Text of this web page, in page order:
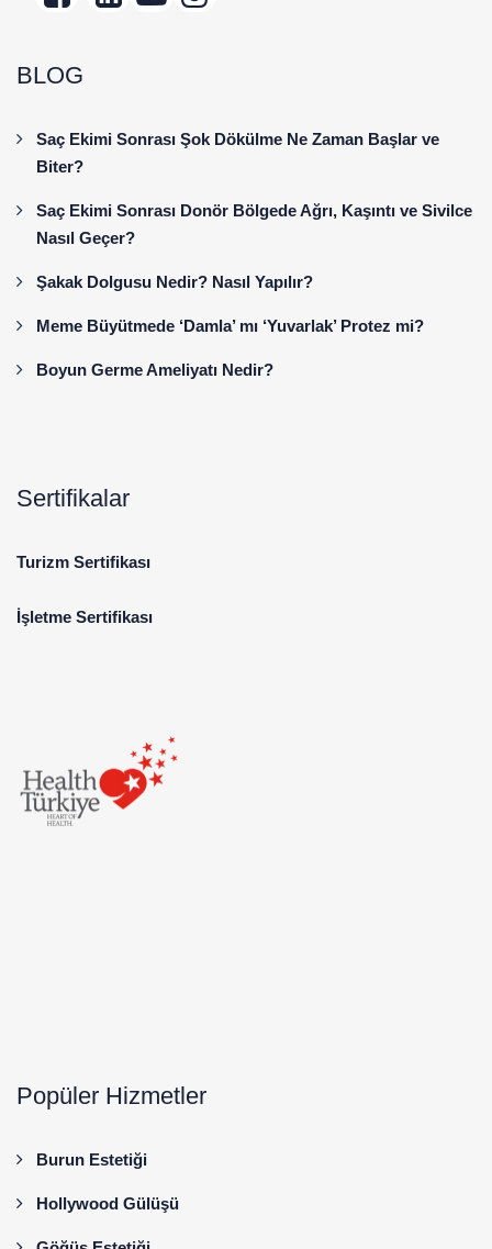
BLOG
Saç Ekimi Sonrası Şok Dökülme Ne Zaman Başlar ve
Biter?
Saç Ekimi Sonrası Donör Bölgede Ağrı, Kaşıntı ve Sivilce
Nasıl Geçer?
Şakak Dolgusu Nedir? Nasıl Yapılır?
Meme Büyütmede ‘Damla’ mı ‘Yuvarlak’ Protez mi?
Boyun Germe Ameliyatı Nedir?
Sertifikalar
Turizm Sertifikası
İşletme Sertifikası
Popüler Hizmetler
Burun Estetiği
Hollywood Gülüşü